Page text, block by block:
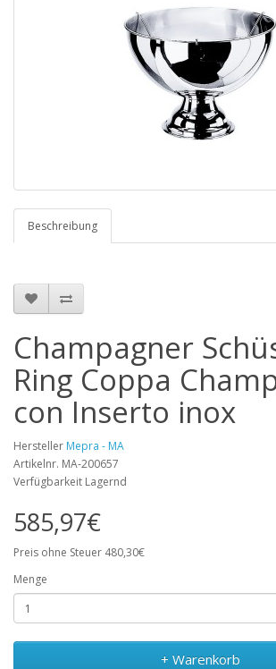
Beschreibung
Champagner
Ring Coppa
con Inserto inox
Hersteller Mepra - MA
Artikelnr. MA-200657
Verfügbarkeit Lagernd
585,97€
Preis ohne Steuer 480,30€
Menge
+ Warenkorb